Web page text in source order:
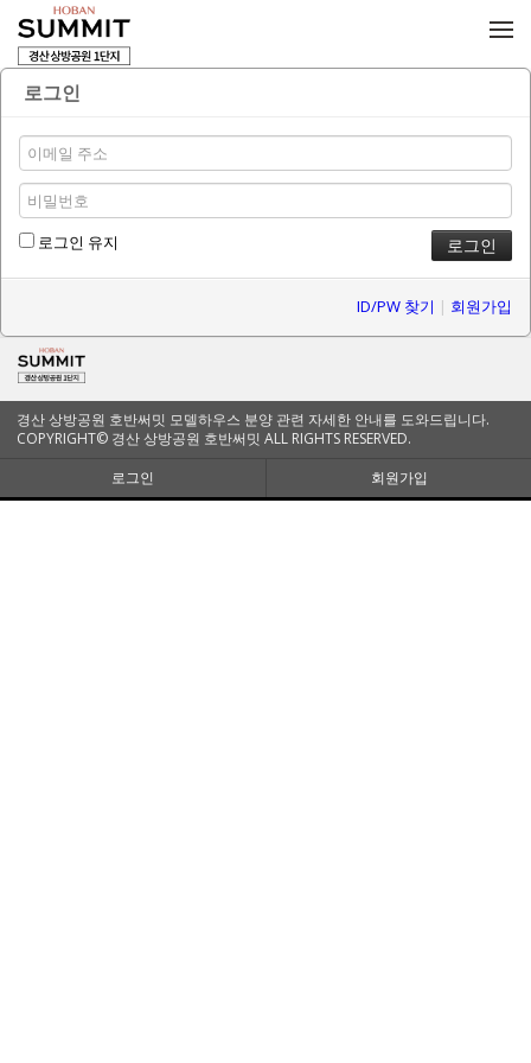
로그인
로그인 유지
ID/PW 찾기 | 회원가입
경산 상방공원 호반써밋 모델하우스 분양 관련 자세한 안내를 도와드립니다.
COPYRIGHT© 경산 상방공원 호반써밋 ALL RIGHTS RESERVED.
로그인
회원가입